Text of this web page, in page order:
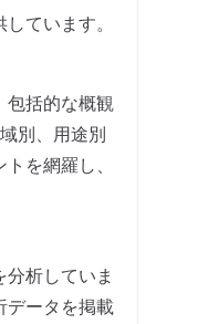
ています。
包括的な概観
別、用途別
を網羅し、
析していま
データを掲載